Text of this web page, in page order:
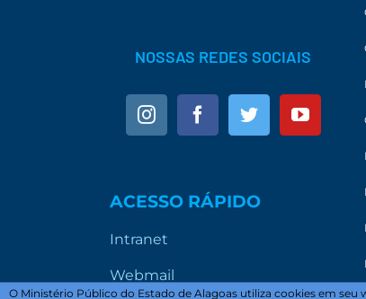
NOSSAS REDES SOCIAIS
ACESSO RÁPIDO
Intranet
Webmail
O Ministério Público do Estado de Alagoas utiliza cookies em